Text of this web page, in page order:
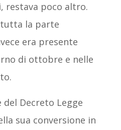
restava poco altro.
la parte
era presente
di ottobre e nelle
Decreto Legge
sua conversione in